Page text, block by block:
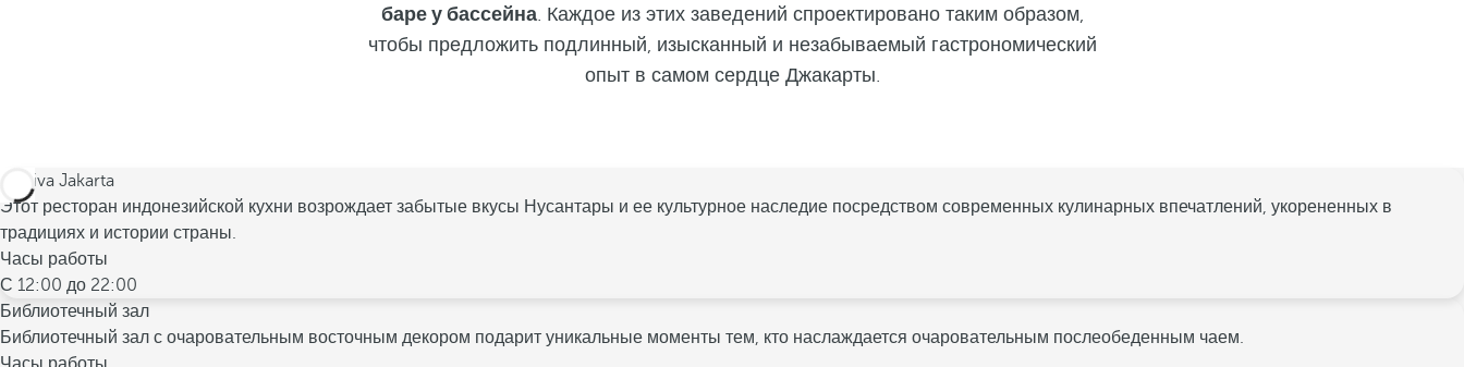
баре у бассейна. Каждое из этих заведений спроектировано таким образом,
чтобы предложить подлинный, изысканный и незабываемый гастрономический
опыт в самом сердце Джакарты.
Sanjiva Jakarta
Этот ресторан индонезийской кухни возрождает забытые вкусы Нусантары и ее культурное наследие посредством современных кулинарных впечатлений, укорененных в
традициях и истории страны.
Часы работы
С 12:00 до 22:00
Библиотечный зал
Библиотечный зал с очаровательным восточным декором подарит уникальные моменты тем, кто наслаждается очаровательным послеобеденным чаем.